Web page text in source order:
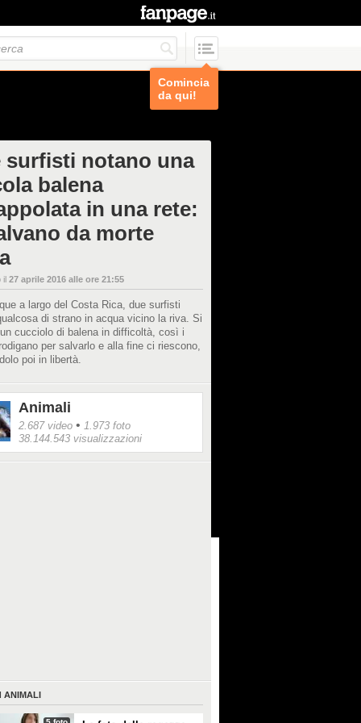
Comincia
da qui!
surfisti notano una
balena
in una rete:
da morte
il 27 aprile 2016 alle ore 21:55
a largo del Costa Rica, due surfisti
di strano in acqua vicino la riva. Si
cucciolo di balena in difficoltà, così i
per salvarlo e alla fine ci riescono,
poi in libertà.
Animali
2.687 video • 1.973 foto
38.144.543 visualizzazioni
ANIMALI